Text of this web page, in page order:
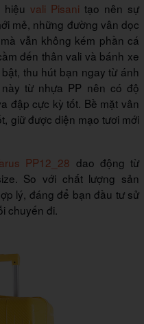
vali Pisani tạo nên sự
mẻ, những đường vân dọc
vẫn không kém phần cá
đến thân vali và bánh xe
thu hút bạn ngay từ ánh
từ nhựa PP nên có độ
đập cực kỳ tốt. Bề mặt vân
giữ được diện mạo tươi mới
PP12_28 dao động từ
So với chất lượng sản
lý, đáng để bạn đầu tư sử
chuyến đi.